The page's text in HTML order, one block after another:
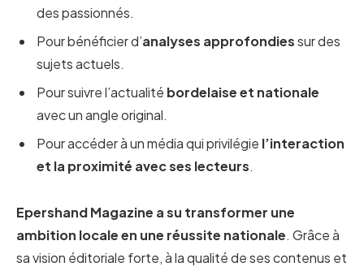
des passionnés.
Pour bénéficier d’analyses approfondiessur des
sujets actuels.
Pour suivre l’actualité bordelaise et nationale
avec un angle original.
Pour accéder à un média qui privilégie l’interaction
et la proximité avec ses lecteurs.
Epershand Magazine a su transformer une
ambition locale en une réussite nationale. Grâce à
sa vision éditoriale forte, à la qualité de ses contenus et